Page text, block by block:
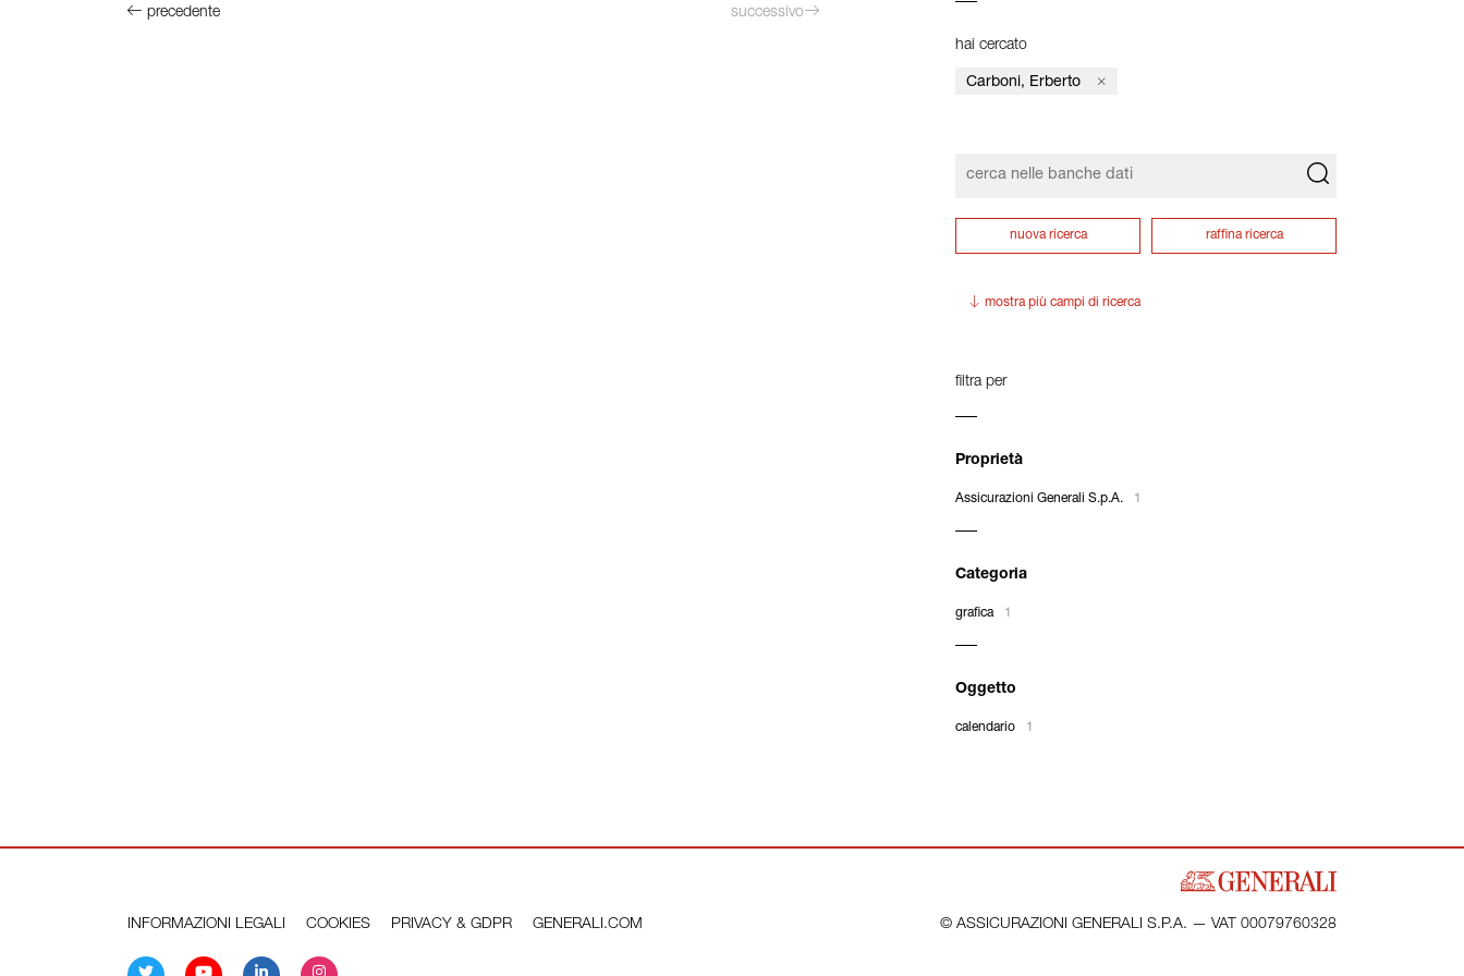
precedente successivo
hai cercato
Carboni, Erberto
nuova ricerca raffina ricerca
mostra più campi di ricerca
filtra per
Proprietà
Assicurazioni Generali S.p.A. 1
Categoria
grafica 1
Oggetto
calendario 1
INFORMAZIONI LEGALI COOKIES PRIVACY & GDPR GENERALI.COM © ASSICURAZIONI GENERALI S.P.A. — VAT 00079760328